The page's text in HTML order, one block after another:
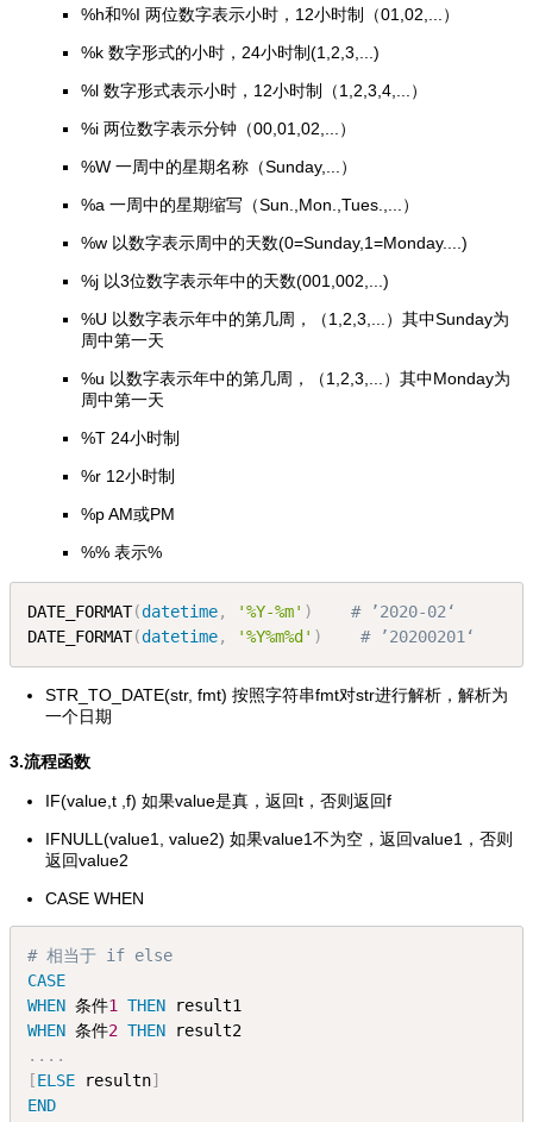
%h和%I 两位数字表示小时，12小时制（01,02,...）
%k 数字形式的小时，24小时制(1,2,3,...)
%l 数字形式表示小时，12小时制（1,2,3,4,...）
%i 两位数字表示分钟（00,01,02,...）
%W 一周中的星期名称（Sunday,...）
%a 一周中的星期缩写（Sun.,Mon.,Tues.,...）
%w 以数字表示周中的天数(0=Sunday,1=Monday....)
%j 以3位数字表示年中的天数(001,002,...)
%U 以数字表示年中的第几周，（1,2,3,...）其中Sunday为
周中第一天
%u 以数字表示年中的第几周，（1,2,3,...）其中Monday为
周中第一天
%T 24小时制
%r 12小时制
%p AM或PM
%% 表示%
DATE_FORMAT(datetime, '%Y-%m' )
# ’2020-02‘
DATE_FORMAT(datetime, '%Y%m%d' ) # ’20200201‘
STR_TO_DATE(str, fmt) 按照字符串fmt对str进行解析，解析为
一个日期
3.流程函数
IF(value,t ,f) 如果value是真，返回t，否则返回f
IFNULL(value1, value2) 如果value1不为空，返回value1，否则
返回value2
CASE WHEN
# 相当于 if else
CASE
WHEN 条件1 THEN result1
WHEN 条件2 THEN result2
. . . .
[ELSE resultn]
END